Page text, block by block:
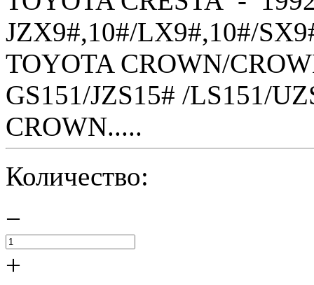
JZX9#,10#/LX9#,10#/
TOYOTA CROWN/
GS151/JZS15# /LS151/
CROWN.....
Количество:
−
+